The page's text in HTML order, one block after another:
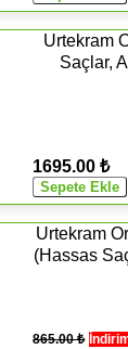
Urtekram
Saçlar,
1695.00 ₺
Urtekram
(Hassas
865.00 ₺